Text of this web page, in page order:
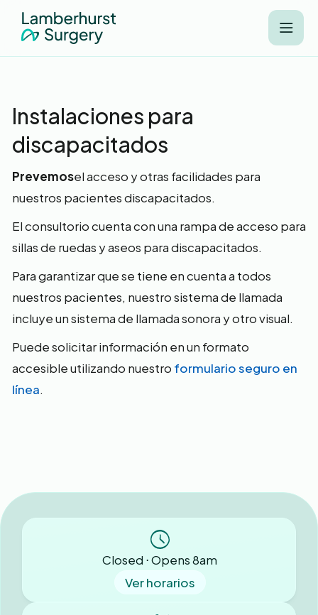
Instalaciones para
discapacitados
‍Prevemosel acceso y otras facilidades para
nuestros pacientes discapacitados.
El consultorio cuenta con una rampa de acceso para
sillas de ruedas y aseos para discapacitados.
Para garantizar que se tiene en cuenta a todos
nuestros pacientes, nuestro sistema de llamada
incluye un sistema de llamada sonora y otro visual.
Puede solicitar información en un formato
accesible utilizando nuestro formulario seguro en
línea.
Closed ⋅ Opens 8am
Ver horarios